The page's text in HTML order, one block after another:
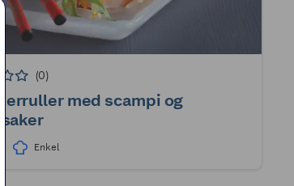
(0)
med scampi og
Enkel